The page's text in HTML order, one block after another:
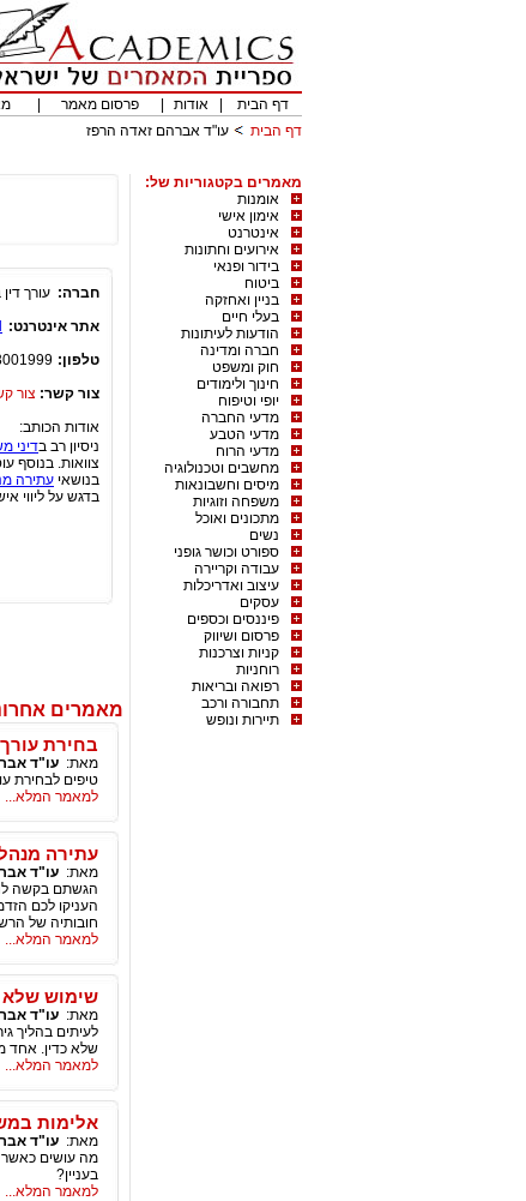
דף הבית
אודות פרסום מאמר
דף הבית
עו"ד אברהם זאדה הרפז
מאמרים בקטגוריות של:
אומנות
אימון אישי
אינטרנט
אירועים וחתונות
בידור ופנאי
ביטוח
בניין ואחזקה
בעלי חיים
הודעות לעיתונות
חברה ומדינה
חוק ומשפט
חינוך ולימודים
יופי וטיפוח
מדעי החברה
מדעי הטבע
מדעי הרוח
מחשבים וטכנולוגיה
מיסים וחשבונאות
משפחה וזוגיות
מתכונים ואוכל
נשים
ספורט וכושר גופני
עבודה וקריירה
עיצוב ואדריכלות
עסקים
פיננסים וכספים
פרסום ושיווק
קניות וצרכנות
רוחניות
רפואה ובריאות
תחבורה ורכב
תיירות ונופש
חברה: עורך
אתר אינטרנט:
טלפון:
צור קשר: צור
אודות הכותב:
ניסיון רב בדיני
צוואות. בנוסף
בנושאי עתירה
בדגש על ליווי
מאמרים
בחירת
מאת: עו"ד
טיפים לבחירת
למאמר המלא...
עתירה
מאת: עו"ד
הגשתם בקשה
העניקו לכם
חובותיה של
למאמר המלא...
שימוש שלא
מאת: עו"ד
לעיתים בהליך
שלא כדין. אחד
למאמר המלא...
אלימות
מאת: עו"ד
מה עושים כאשר
בעניין?
למאמר המלא...